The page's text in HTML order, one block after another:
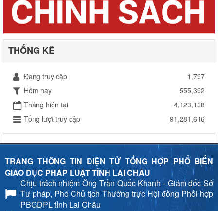
THỐNG KÊ
Đang truy cập
1,797
Hôm nay
555,392
Tháng hiện tại
4,123,138
Tổng lượt truy cập
91,281,616
TRANG THÔNG TIN ĐIỆN TỬ TỔNG HỢP PHỔ BIẾN
GIÁO DỤC PHÁP LUẬT TỈNH LAI CHÂU
Chịu trách nhiệmÔng Trần Quốc Khanh - Giám đốc Sở
Tư pháp, Phó Chủ tịch Thường trực Hội đồng Phối hợp
PBGDPL tỉnh Lai Châu